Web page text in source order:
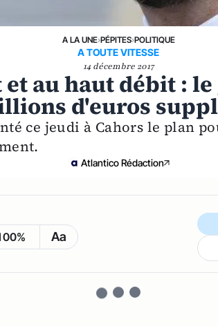
A LA UNE›PÉPITES›POLITIQUE
A TOUTE VITESSE
14 décembre 2017
au haut débit :
d'euros
ce jeudi à Cahors le plan
Atlantico Rédaction
Aa